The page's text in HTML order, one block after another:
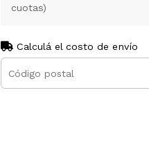
cuotas)
Calculá el costo de envío